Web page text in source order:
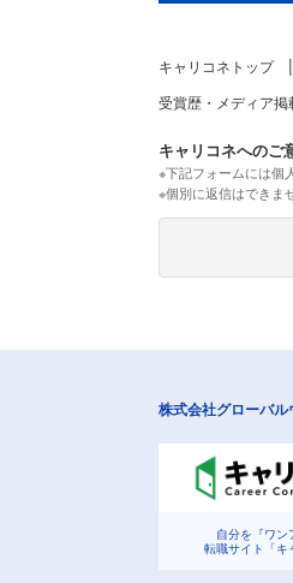
キャリコネトップ
受賞歴・メディア掲
キャリコネへのご
※下記フォームには個
※個別に返信はできま
株式会社グローバル
自分を『ワン
転職サイト「キ